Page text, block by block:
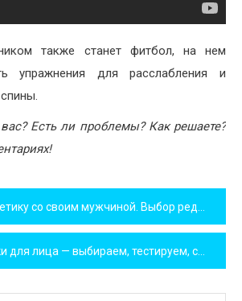
также станет фитбол, на нем
упражнения для расслабления и
Есть ли проблемы? Как решаете?
со своим мужчиной. Выбор редакции.